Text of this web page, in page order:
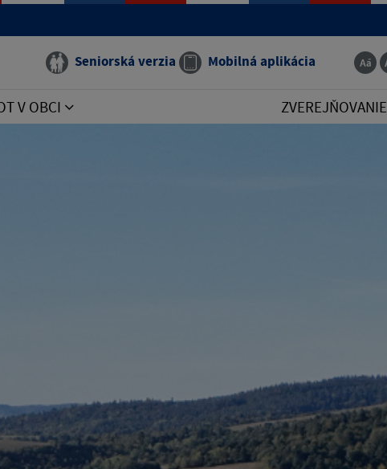
Seniorská verzia Mobilná aplikácia
V OBCI ZVEREJŇOVANIE